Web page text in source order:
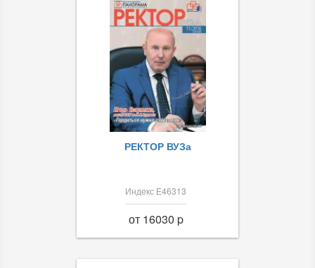
РЕКТОР ВУЗа
Индекс Е46313
от 16030 p